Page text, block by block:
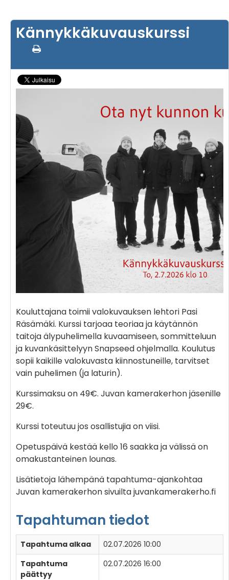
Kännykkäkuvauskurssi
Kouluttajana toimii valokuvauksen lehtori Pasi
Räsämäki. Kurssi tarjoaa teoriaa ja käytännön
taitoja älypuhelimella kuvaamiseen, sommitteluun
ja kuvankäsittelyyn Snapseed ohjelmalla. Koulutus
sopii kaikille valokuvasta kiinnostuneille, tarvitset
vain puhelimen (ja laturin).
Kurssimaksu on 49€. Juvan kamerakerhon jäsenille
29€.
Kurssi toteutuu jos osallistujia on viisi.
Opetuspäivä kestää kello 16 saakka ja välissä on
omakustanteinen lounas.
Lisätietoja lähempänä tapahtuma-ajankohtaa
Juvan kamerakerhon sivuilta juvankamerakerho.fi
Tapahtuman tiedot
Tapahtuma alkaa
02.07.2026 10:00
Tapahtuma
päättyy
02.07.2026 16:00